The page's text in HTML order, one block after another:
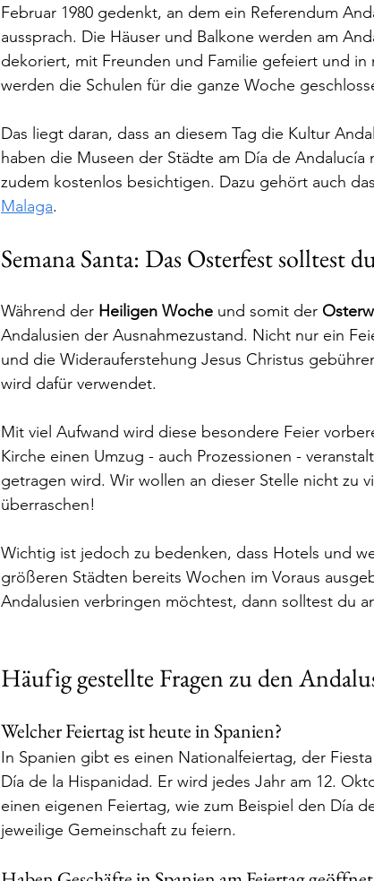
Februar 1980 gedenkt, an dem ein Referendum
aussprach. Die Häuser und Balkone werden am
dekoriert, mit Freunden und Familie gefeiert und in
werden die Schulen für die ganze Woche
Das liegt daran, dass an diesem Tag die Kultur
haben die Museen der Städte am Día de
zudem kostenlos besichtigen. Dazu gehört auch
Malaga.
Semana Santa: Das Osterfest solltest
Während der Heiligen Woche und somit der
Andalusien der Ausnahmezustand. Nicht nur ein
und die Widerauferstehung Jesus Christus
wird dafür verwendet.
Mit viel Aufwand wird diese besondere Feier
Kirche einen Umzug - auch Prozessionen -
getragen wird. Wir wollen an dieser Stelle nicht zu
überraschen!
Wichtig ist jedoch zu bedenken, dass Hotels und
größeren Städten bereits Wochen im Voraus
Andalusien verbringen möchtest, dann solltest du
Häufig gestellte Fragen zu den
Welcher Feiertag ist heute in Spanien?
In Spanien gibt es einen Nationalfeiertag, der
Día de la Hispanidad. Er wird jedes Jahr am 12.
einen eigenen Feiertag, wie zum Beispiel den Día
jeweilige Gemeinschaft zu feiern.